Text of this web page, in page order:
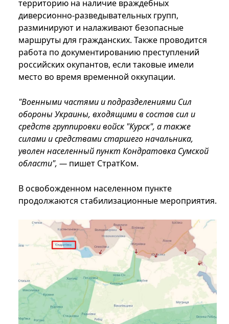
территорию на наличие враждебных
диверсионно-разведывательных групп,
разминируют и налаживают безопасные
маршруты для гражданских. Также проводится
работа по документированию преступлений
российских окупантов, если таковые имели
место во время временной оккупации.
"Военными частями и подразделениями Сил
обороны Украины, входящими в состав сил и
средств группировки войск "Курск", а также
силами и средствами старшего начальника,
уволен населенный пункт Кондратовка Сумской
области", — пишет СтратКом.
В освобожденном населенном пункте
продолжаются стабилизационные мероприятия.